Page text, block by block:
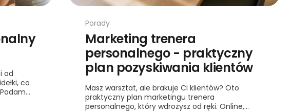
od
co
Porady
Marketing trenera
personalnego - praktyczny
plan pozyskiwania klientów
Masz warsztat, ale brakuje Ci klientów? Oto
praktyczny plan marketingu trenera
personalnego, który wdrożysz od ręki. Online,